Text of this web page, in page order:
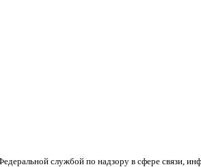
службой по надзору в сфере связи,